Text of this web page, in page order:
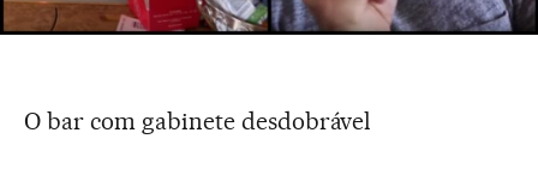
O bar com gabinete desdobrável